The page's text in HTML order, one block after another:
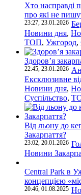
Хто насправді
про які не
23:27, 23.01.2026
Новини дня,
ТОП, Ужгород,
Здоров’я
22:45, 23.01.2026
Ексклюзивне
Новини дня,
Суспільство,
Від льону до
Закарпаття?
23:02, 20.01.2026
Новини
Central Park в
концепцією
20:46, 01.08.2025